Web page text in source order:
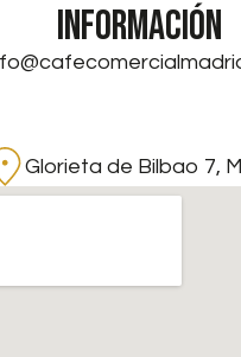
INFORMACIÓN
Glorieta de Bilbao 7,